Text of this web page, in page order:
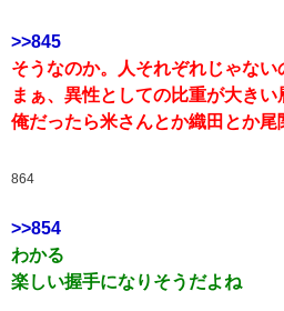
>>845
そうなのか。人それぞれじゃない
まぁ、異性としての比重が大きい
俺だったら米さんとか織田とか尾
864
>>854
わかる
楽しい握手になりそうだよね